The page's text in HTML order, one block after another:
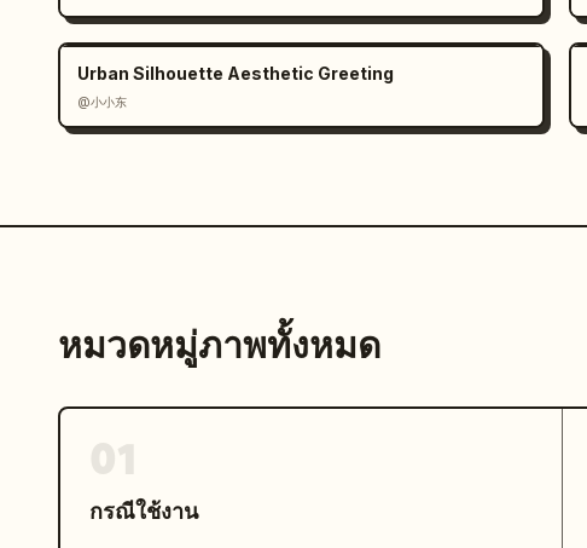
Urban Silhouette Aesthetic Greeting
@小小东
หมวดหมู่ภาพทั้งหมด
กรณีใช้งาน